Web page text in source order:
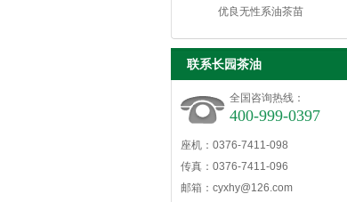
优良无性系油茶苗
联系长园茶油
全国咨询热线：
400-999-0397
座机：0376-7411-098
传真：0376-7411-096
邮箱： cyxhy@126.com